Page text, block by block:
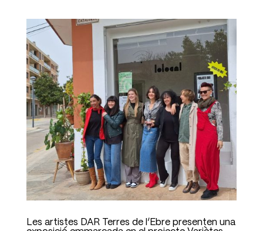
Les artistes DAR Terres de l’Ebre presenten una